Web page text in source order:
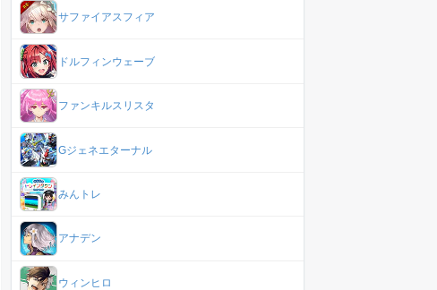
サファイアスフィア
ドルフィンウェーブ
ファンキルスリスタ
Gジェネエターナル
みんトレ
アナデン
ウィンヒロ